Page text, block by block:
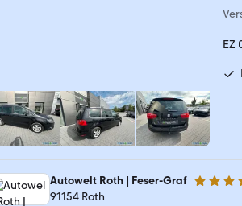
EZ
Autowelt Roth | Feser-Graf 4.4
91154 Roth